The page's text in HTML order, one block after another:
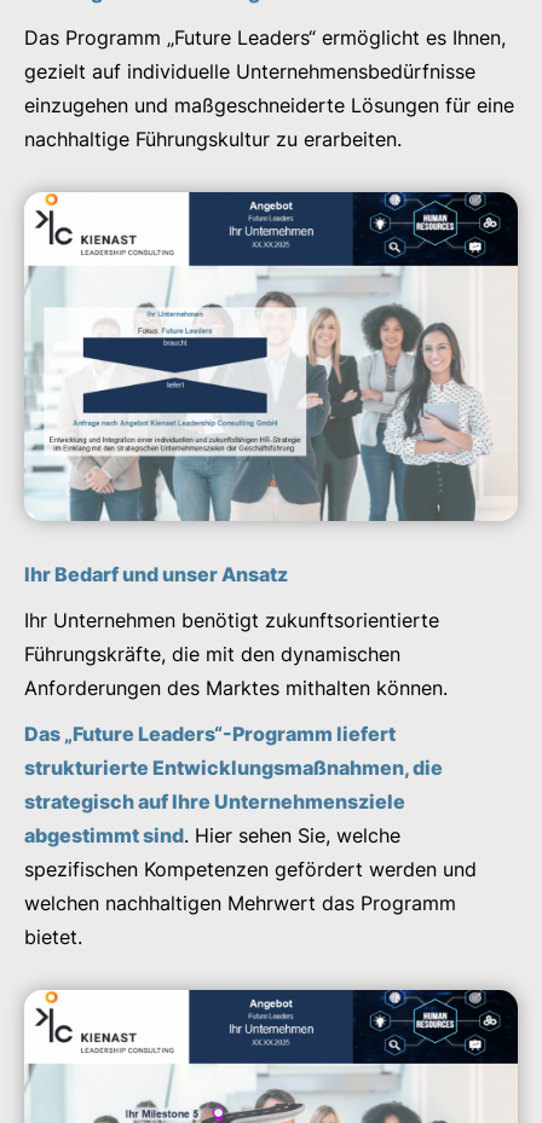
Das Programm „Future Leaders“ ermöglicht es Ihnen,
gezielt auf individuelle Unternehmensbedürfnisse
einzugehen und maßgeschneiderte Lösungen für eine
nachhaltige Führungskultur zu erarbeiten.
Ihr Bedarf und unser Ansatz
Ihr Unternehmen benötigt zukunftsorientierte
Führungskräfte, die mit den dynamischen
Anforderungen des Marktes mithalten können.
Das „Future Leaders“-Programm liefert
strukturierte Entwicklungsmaßnahmen, die
strategisch auf Ihre Unternehmensziele
abgestimmt sind. Hier sehen Sie, welche
spezifischen Kompetenzen gefördert werden und
welchen nachhaltigen Mehrwert das Programm
bietet.